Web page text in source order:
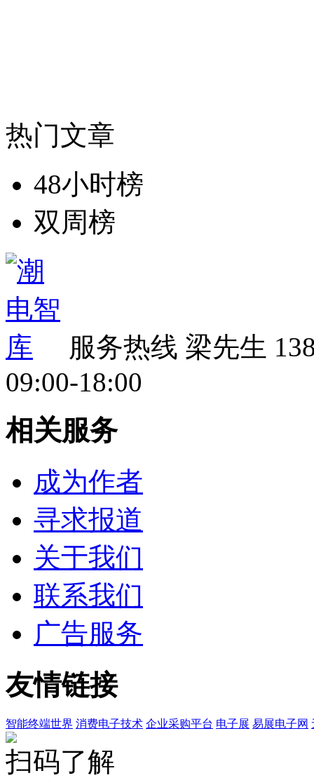
热门文章
48小时榜
双周榜
服务热线 梁先生
09:00-18:00
相关服务
成为作者
寻求报道
关于我们
联系我们
广告服务
友情链接
智能终端世界 消费电子技术 企业采购平台 电子展 易展电子网
扫码了解